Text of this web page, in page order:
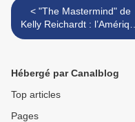
< "The Mastermind" de
Kelly Reichardt : l’Amérique
triste
Hébergé par Canalblog
Top articles
Pages